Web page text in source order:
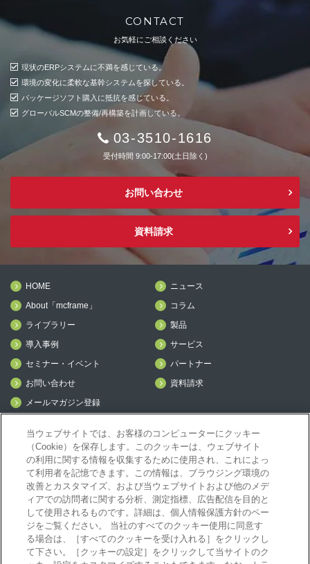
CONTACT
お気軽にご相談ください
現状のERPシステムに不満を感じている。
環境の変化に柔軟な基幹システムを探している。
パッケージソフト購入に抵抗を感じている。
グローバルSCMの整備/再構築を計画している。
03-3510-1616
受付時間 9:00-17:00(土日除く)
お問い合わせ
資料請求
HOME
ニュース
About「mcframe」
コラム
ライブラリー
製品
導入事例
サービス
セミナー・イベント
パートナー
お問い合わせ
資料請求
メールマガジン登録
mcframeナビ（ユーザ登録者）
mcframeユーザ会サイト（MCUG会員専用）
ID発行をご希望の方はこちら
パートナー専用サイト
mcframe GAパートナー専用サイト
MIJS
当ウェブサイトでは、お客様のコンピューターにクッキー
（Cookie）を保存します。このクッキーは、ウェブサイト
の利用に関する情報を収集するために使用され、これによっ
て利用者を記憶できます。この情報は、ブラウジング環境の
改善とカスタマイズ、および当ウェブサイトおよび他のメデ
ィアでの訪問者に関する分析、測定指標、広告配信を目的と
して使用されるものです。詳細は、個人情報保護方針のペー
ジをご覧ください。 当社のすべてのクッキー使用に同意す
る場合は、［すべてのクッキーを受け入れる］をクリックし
て下さい。［クッキーの設定］をクリックして当サイトのク